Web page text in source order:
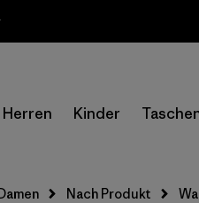
Herren Kinder
Nach Produkt